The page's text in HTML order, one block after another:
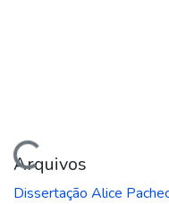
Arquivos
Dissertação Alice